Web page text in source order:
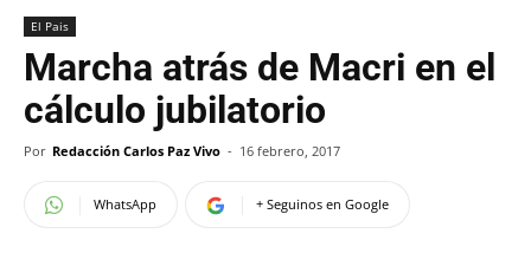
El Pais
Marcha atrás de Macri en el
cálculo jubilatorio
Por Redacción Carlos Paz Vivo - 16 febrero, 2017
WhatsApp + Seguinos en Google